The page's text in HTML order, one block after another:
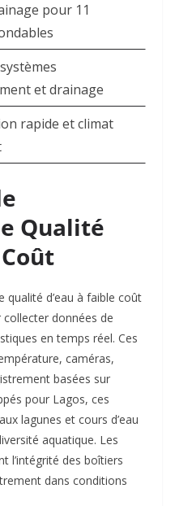
pour 11
et drainage
rapide et climat
Qualité
qualité d’eau à faible coût
données de
en temps réel. Ces
caméras,
basées sur
pour Lagos, ces
lagunes et cours d’eau
aquatique. Les
l’intégrité des boîtiers
dans conditions